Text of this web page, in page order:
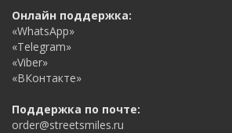
Онлайн поддержка:
«WhatsApp»
«Telegram»
«Viber»
«ВКонтакте»
Поддержка по почте:
order@streetsmiles.ru